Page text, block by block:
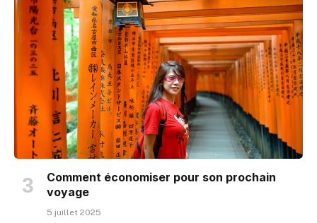
Comment économiser pour son prochain
voyage
5 juillet 2025